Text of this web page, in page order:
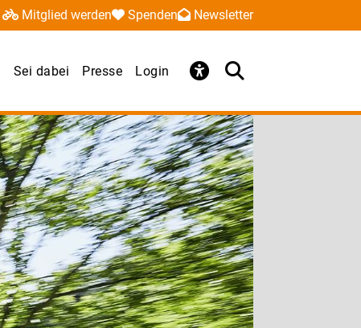
Mitglied werden Spenden Newsletter
Sei dabei Presse Login